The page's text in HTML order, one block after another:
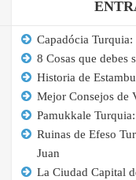
Capadócia
8 Cosas que debes
Historia de
Mejor Consejos de
Pamukkale
Ruinas de Efeso
Juan
La Ciudad Capital